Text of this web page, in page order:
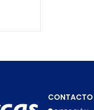
CONTACTO